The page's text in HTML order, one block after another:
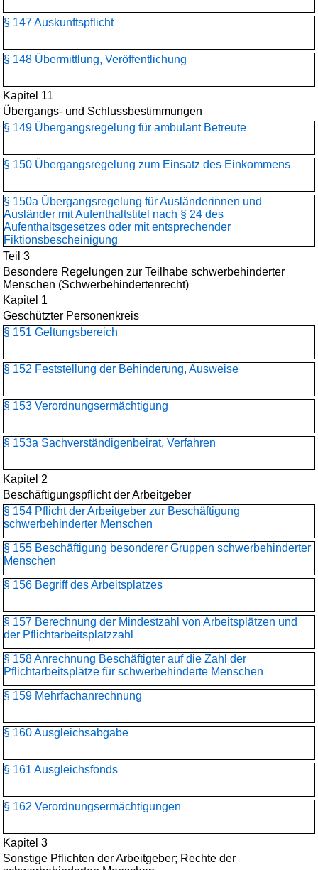
§ 147 Auskunftspflicht
§ 148 Übermittlung, Veröffentlichung
Kapitel 11
Übergangs- und Schlussbestimmungen
§ 149 Übergangsregelung für ambulant Betreute
§ 150 Übergangsregelung zum Einsatz des Einkommens
§ 150a Übergangsregelung für Ausländerinnen und
Ausländer mit Aufenthaltstitel nach § 24 des
Aufenthaltsgesetzes oder mit entsprechender
Fiktionsbescheinigung
Teil 3
Besondere Regelungen zur Teilhabe schwerbehinderter
Menschen (Schwerbehindertenrecht)
Kapitel 1
Geschützter Personenkreis
§ 151 Geltungsbereich
§ 152 Feststellung der Behinderung, Ausweise
§ 153 Verordnungsermächtigung
§ 153a Sachverständigenbeirat, Verfahren
Kapitel 2
Beschäftigungspflicht der Arbeitgeber
§ 154 Pflicht der Arbeitgeber zur Beschäftigung
schwerbehinderter Menschen
§ 155 Beschäftigung besonderer Gruppen schwerbehinderter
Menschen
§ 156 Begriff des Arbeitsplatzes
§ 157 Berechnung der Mindestzahl von Arbeitsplätzen und
der Pflichtarbeitsplatzzahl
§ 158 Anrechnung Beschäftigter auf die Zahl der
Pflichtarbeitsplätze für schwerbehinderte Menschen
§ 159 Mehrfachanrechnung
§ 160 Ausgleichsabgabe
§ 161 Ausgleichsfonds
§ 162 Verordnungsermächtigungen
Kapitel 3
Sonstige Pflichten der Arbeitgeber; Rechte der